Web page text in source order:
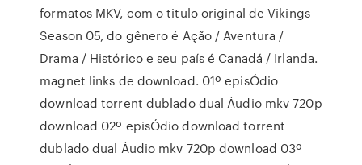
formatos MKV, com o titulo original de Vikings
Season 05, do gênero é Ação / Aventura /
Drama / Histórico e seu país é Canadá / Irlanda.
magnet links de download. 01º episÓdio
download torrent dublado dual Áudio mkv 720p
download 02º episÓdio download torrent
dublado dual Áudio mkv 720p download 03º